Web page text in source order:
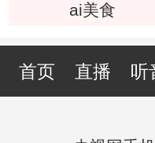
ai美食
首页 直播 听